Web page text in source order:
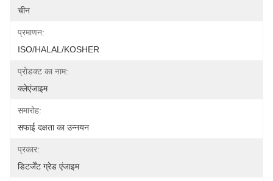
चीन
प्रमाणन:
ISO/HALAL/KOSHER
प्रोडक्ट का नाम:
क्लेएंजाइम
समारोह:
सफाई दक्षता का उन्नयन
प्रकार:
डिटर्जेंट ग्रेड एंजाइम